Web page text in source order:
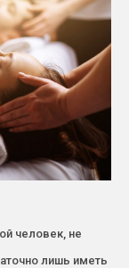
человек, не
лишь иметь